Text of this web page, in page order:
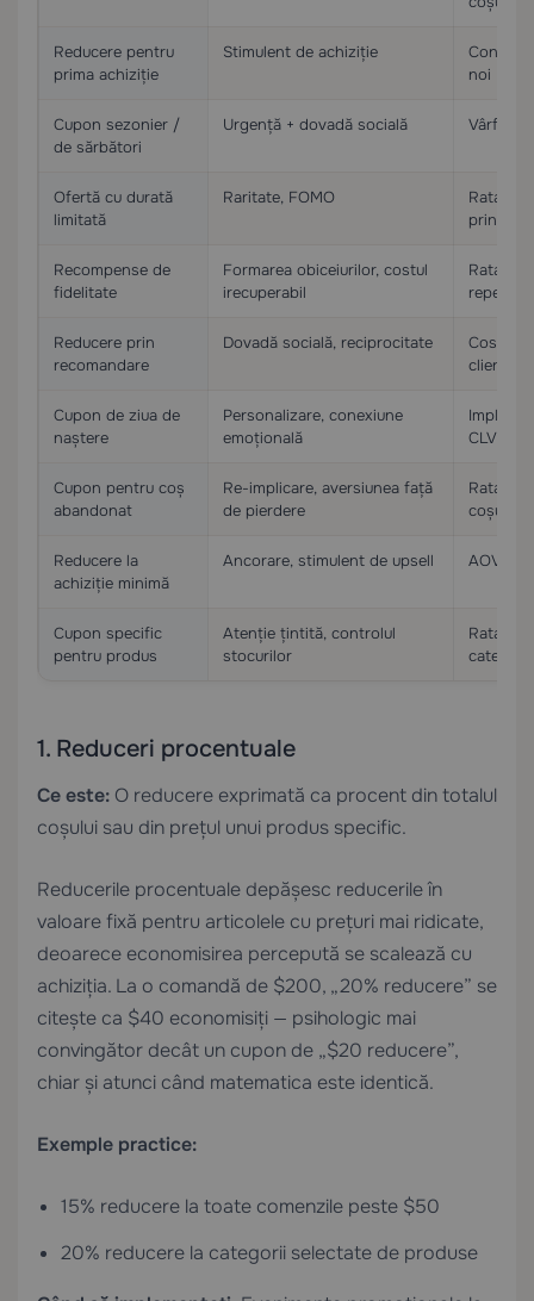
Reducere pentru
prima achiziție
Stimulent de achiziție
noi
Cupon sezonier /
de sărbători
Urgență + dovadă socială Vârfuri
Ofertă cu durată
limitată
Raritate, FOMO
Rata de
prin
Recompense de
fidelitate
Formarea obiceiurilor, costul
irecuperabil
Rata de
Reducere prin
recomandare
Dovadă socială, reciprocitate
Costul
clienților
Cupon de ziua de
naștere
Personalizare, conexiune
emoțională
CLV
Cupon pentru coș
abandonat
Re-implicare, aversiunea față
de pierdere
Rata de
coșului
Reducere la
achiziție minimă
Ancorare, stimulent de upsell AOV
Cupon specific
pentru produs
Atenție țintită, controlul
stocurilor
Rata de
1. Reduceri procentuale
Ce este: O reducere exprimată ca procent din totalul
coșului sau din prețul unui produs specific.
Reducerile procentuale depășesc reducerile în
valoare fixă pentru articolele cu prețuri mai ridicate,
deoarece economisirea percepută se scalează cu
achiziția. La o comandă de $200, „20% reducere” se
citește ca $40 economisiți — psihologic mai
convingător decât un cupon de „$20 reducere”,
chiar și atunci când matematica este identică.
Exemple practice:
15% reducere la toate comenzile peste $50
20% reducere la categorii selectate de produse